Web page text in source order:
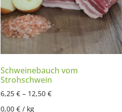
Schweinebauch vom
Strohschwein
6,25 € – 12,50 €
0,00 € / kg